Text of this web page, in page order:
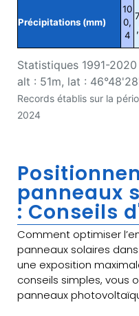
Statistiques 1991-
alt : 51m, lat :
Records établis sur la
2024
Précipitations (mm)
10
0,
4
panneaux
: Conseils
Comment optimiser
panneaux solaires
une exposition
conseils simples, vous
panneaux